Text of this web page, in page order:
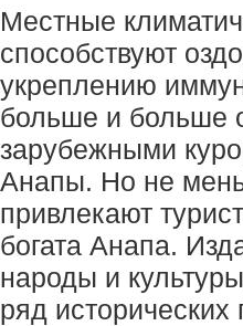
Местные
способствуют
укреплению
больше и больше
зарубежными
Анапы. Но не
привлекают
богата Анапа.
народы и
ряд исторических